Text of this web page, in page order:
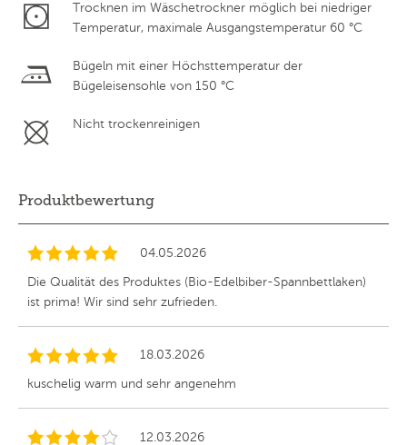
Trocknen im Wäschetrockner möglich bei niedriger
Temperatur, maximale Ausgangstemperatur 60 °C
Bügeln mit einer Höchsttemperatur der
Bügeleisensohle von 150 °C
Nicht trockenreinigen
Produktbewertung
04.05.2026
Die Qualität des Produktes (Bio-Edelbiber-Spannbettlaken)
ist prima! Wir sind sehr zufrieden.
18.03.2026
kuschelig warm und sehr angenehm
12.03.2026